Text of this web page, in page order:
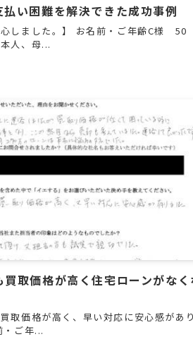
い困難を解決できた成功事例
心しました。】 お名前・ご年齢C様 50
人、母...
買取価格が高く住宅ローンがな
買取価格が高く、早い対応に安心感があ
・ご年...